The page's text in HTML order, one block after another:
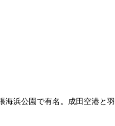
浜公園で有名。成田空港と